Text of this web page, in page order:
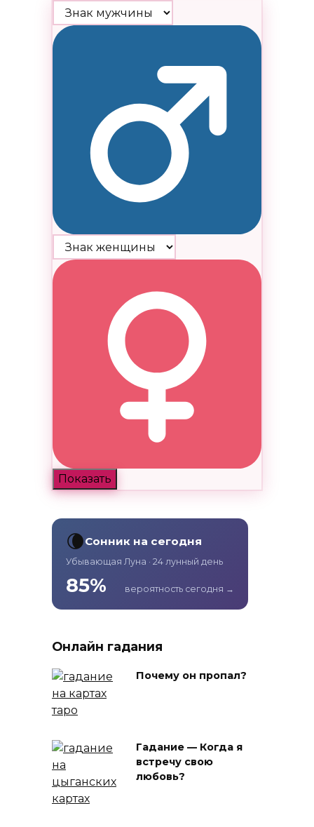
Показать
🌘Сонник на сегодня
Убывающая Луна · 24 лунный день
85% вероятность сегодня →
Онлайн гадания
Почему он пропал?
Гадание — Когда я
встречу свою
любовь?